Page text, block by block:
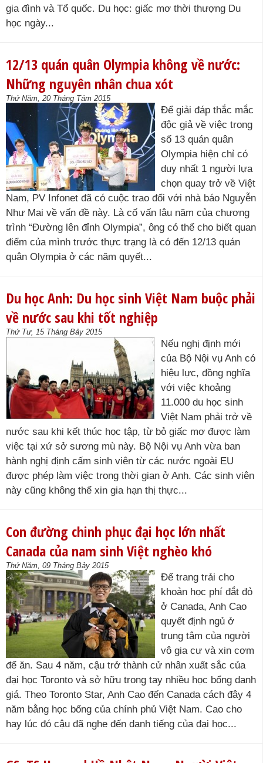
gia đình và Tổ quốc. Du học: giấc mơ thời thượng Du
học ngày...
12/13 quán quân Olympia không về nước:
Những nguyên nhân chua xót
Thứ Năm, 20 Tháng Tám 2015
Để giải đáp thắc mắc
độc giả về việc trong
số 13 quán quân
Olympia hiện chỉ có
duy nhất 1 người lựa
chọn quay trở về Việt
Nam, PV Infonet đã có cuộc trao đổi với nhà báo Nguyễn
Như Mai về vấn đề này. Là cố vấn lâu năm của chương
trình “Đường lên đỉnh Olympia”, ông có thể cho biết quan
điểm của mình trước thực trạng là có đến 12/13 quán
quân Olympia ở các năm quyết...
Du học Anh: Du học sinh Việt Nam buộc phải
về nước sau khi tốt nghiệp
Thứ Tư, 15 Tháng Bảy 2015
Nếu nghị định mới
của Bộ Nội vụ Anh có
hiệu lực, đồng nghĩa
với việc khoảng
11.000 du học sinh
Việt Nam phải trở về
nước sau khi kết thúc học tập, từ bỏ giấc mơ được làm
việc tại xứ sở sương mù này. Bộ Nội vụ Anh vừa ban
hành nghị định cấm sinh viên từ các nước ngoài EU
được phép làm việc trong thời gian ở Anh. Các sinh viên
này cũng không thể xin gia hạn thị thực...
Con đường chinh phục đại học lớn nhất
Canada của nam sinh Việt nghèo khó
Thứ Năm, 09 Tháng Bảy 2015
Để trang trải cho
khoản học phí đắt đỏ
ở Canada, Anh Cao
quyết định ngủ ở
trung tâm của người
vô gia cư và xin cơm
để ăn. Sau 4 năm, cậu trở thành cử nhân xuất sắc của
đại học Toronto và sở hữu trong tay nhiều học bổng danh
giá. Theo Toronto Star, Anh Cao đến Canada cách đây 4
năm bằng học bổng của chính phủ Việt Nam. Cao cho
hay lúc đó cậu đã nghe đến danh tiếng của đại học...